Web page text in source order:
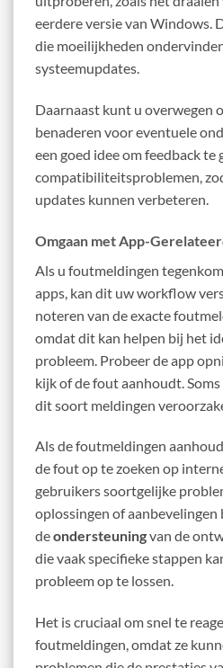
eerdere versie van Windows.
die moeilijkheden
systeemupdates.
Daarnaast kunt u overwegen
benaderen voor eventuele
een goed idee om feedback te
compatibiliteitsproblemen,
updates kunnen verbeteren.
Omgaan met App-
Als u foutmeldingen
apps, kan dit uw workflow
noteren van de exacte
omdat dit kan helpen bij het
probleem. Probeer de app
kijk of de fout aanhoudt.
dit soort meldingen
Als de foutmeldingen
de fout op te zoeken op
gebruikers soortgelijke
oplossingen of aanbevelingen
deondersteuningvan de
die vaak specifieke stappen
probleem op te lossen.
Het is cruciaal om snel te
foutmeldingen, omdat ze